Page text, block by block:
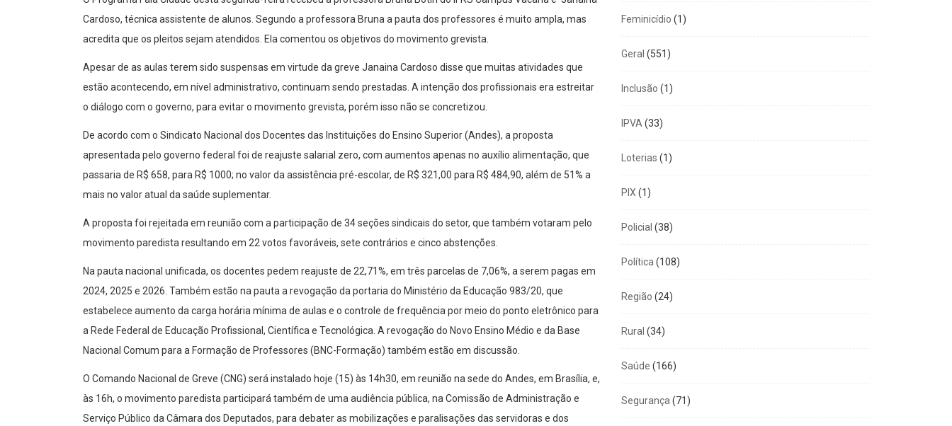
Cardoso, técnica assistente de alunos. Segundo a professora Bruna a pauta dos professores é muito ampla, mas
acredita que os pleitos sejam atendidos. Ela comentou os objetivos do movimento grevista.
Apesar de as aulas terem sido suspensas em virtude da greve Janaina Cardoso disse que muitas atividades que
estão acontecendo, em nível administrativo, continuam sendo prestadas. A intenção dos profissionais era estreitar
o diálogo com o governo, para evitar o movimento grevista, porém isso não se concretizou.
De acordo com o Sindicato Nacional dos Docentes das Instituições do Ensino Superior (Andes), a proposta
apresentada pelo governo federal foi de reajuste salarial zero, com aumentos apenas no auxílio alimentação, que
passaria de R$ 658, para R$ 1000; no valor da assistência pré-escolar, de R$ 321,00 para R$ 484,90, além de 51% a
mais no valor atual da saúde suplementar.
A proposta foi rejeitada em reunião com a participação de 34 seções sindicais do setor, que também votaram pelo
movimento paredista resultando em 22 votos favoráveis, sete contrários e cinco abstenções.
Na pauta nacional unificada, os docentes pedem reajuste de 22,71%, em três parcelas de 7,06%, a serem pagas em
2024, 2025 e 2026. Também estão na pauta a revogação da portaria do Ministério da Educação 983/20, que
estabelece aumento da carga horária mínima de aulas e o controle de frequência por meio do ponto eletrônico para
a Rede Federal de Educação Profissional, Científica e Tecnológica. A revogação do Novo Ensino Médio e da Base
Nacional Comum para a Formação de Professores (BNC-Formação) também estão em discussão.
O Comando Nacional de Greve (CNG) será instalado hoje (15) às 14h30, em reunião na sede do Andes, em Brasília, e,
às 16h, o movimento paredista participará também de uma audiência pública, na Comissão de Administração e
Serviço Público da Câmara dos Deputados, para debater as mobilizações e paralisações das servidoras e dos
Feminicídio (1)
Geral (551)
Inclusão (1)
IPVA (33)
Loterias (1)
PIX (1)
Policial (38)
Política (108)
Região (24)
Rural (34)
Saúde (166)
Segurança (71)